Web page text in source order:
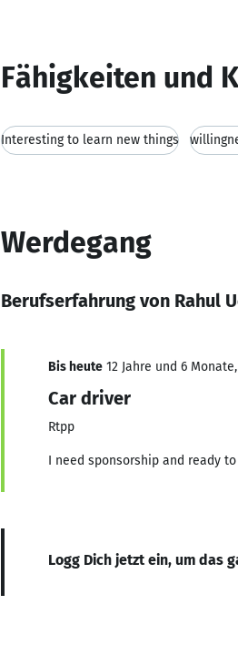
Fähigkeiten und
Interesting to learn new things
Werdegang
Berufserfahrung von Rahul
Bis heute 12 Jahre und 6
Car driver
Rtpp
I need sponsorship and ready
Logg Dich jetzt ein, um das